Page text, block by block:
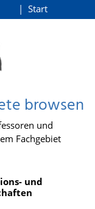
Start
browsen
und
Fachgebiet
und